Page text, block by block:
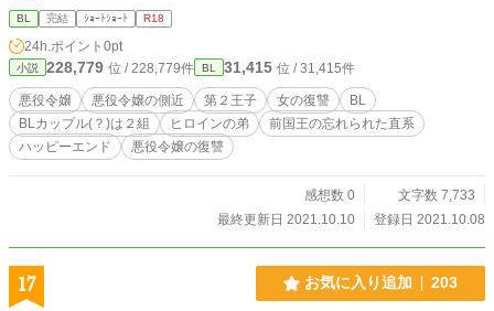
BL 完結 ｼｮｰﾄｼｮｰﾄ R18
24h.ポイント 0pt
小説 228,779 位 / 228,779件 BL 31,415 位 / 31,415件
悪役令嬢 悪役令嬢の側近 第２王子 女の復讐
BL
BLカップル(？)は２組
ヒロインの弟
前国王の忘れられた直系
ハッピーエンド
悪役令嬢の復讐
感想数 0
文字数 7,733
最終更新日 2021.10.10
登録日 2021.10.08
17 お気に入り追加 203